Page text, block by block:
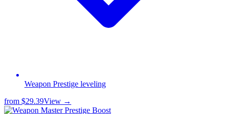
Weapon Prestige leveling
from $29.39View →